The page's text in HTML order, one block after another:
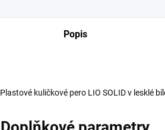
Popis
Plastové kuličkové pero LIO SOLID v lesklé